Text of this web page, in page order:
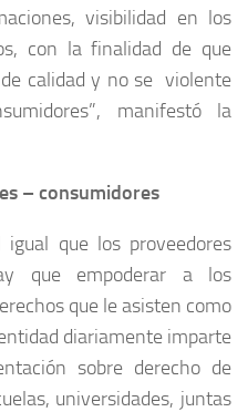
visibilidad en los
con la finalidad de que
calidad y no se violente
manifestó la
– consumidores
que los proveedores
que empoderar a los
que le asisten como
diariamente imparte
sobre derecho de
universidades, juntas